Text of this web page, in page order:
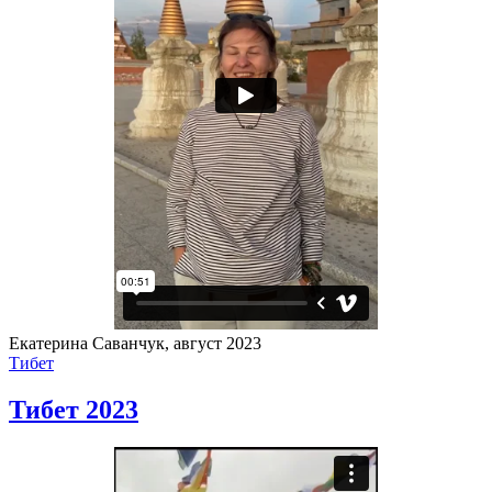
Екатерина Саванчук, август 2023
Тибет
Тибет 2023